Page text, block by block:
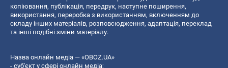
копiювання, публiкацiя, передрук, наступне поширення,
використання, переробка з використанням, включенням до
складу інших матеріалів, розповсюдження, адаптація, переклад
та інші подібні зміни матеріалу.
Назва онлайн медіа — «OBOZ.UA»
- суб'єкт у сфері онлайн медіа;